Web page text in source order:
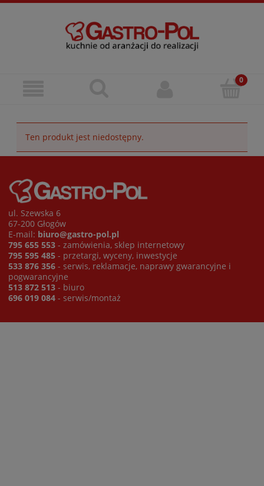
Ten produkt jest niedostępny.
ul. Szewska 6
67-200 Głogów
E-mail: biuro@gastro-pol.pl
795 655 553 - zamówienia, sklep internetowy
795 595 485 - przetargi, wyceny, inwestycje
533 876 356 - serwis, reklamacje, naprawy gwarancyjne i
pogwarancyjne
513 872 513 - biuro
696 019 084 - serwis/montaż